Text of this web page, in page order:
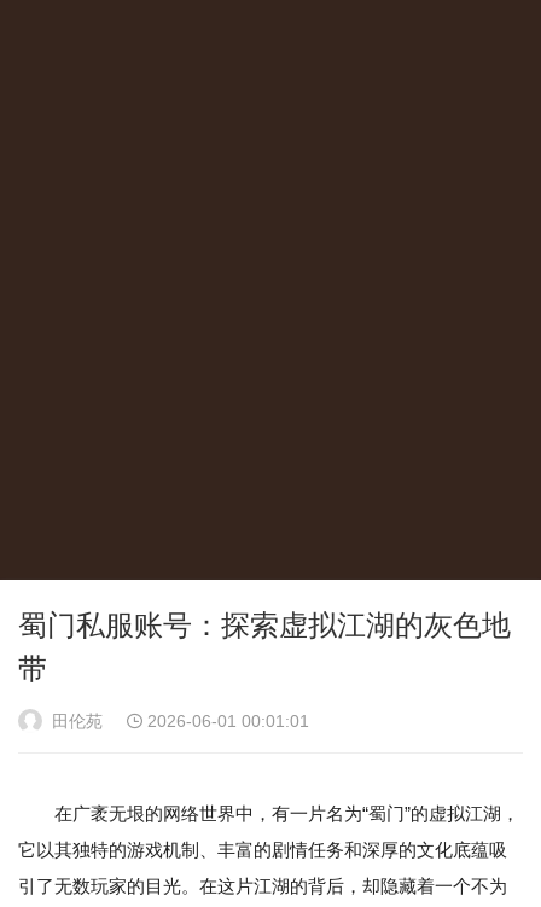
蜀门私服账号：探索虚拟江湖的灰色地
带
田伦苑 2026-06-01 00:01:01
在广袤无垠的网络世界中，有一片名为“蜀门”的虚拟江湖，
它以其独特的游戏机制、丰富的剧情任务和深厚的文化底蕴吸
引了无数玩家的目光。在这片江湖的背后，却隐藏着一个不为